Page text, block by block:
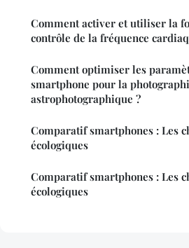
Comment activer et utiliser la
contrôle de la fréquence
Comment optimiser les
smartphone pour la
astrophotographique ?
Comparatif smartphones : Les
écologiques
Comparatif smartphones : Les
écologiques